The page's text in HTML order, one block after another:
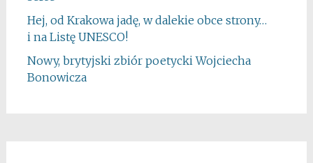
Hej, od Krakowa jadę, w dalekie obce strony…
i na Listę UNESCO!
Nowy, brytyjski zbiór poetycki Wojciecha
Bonowicza